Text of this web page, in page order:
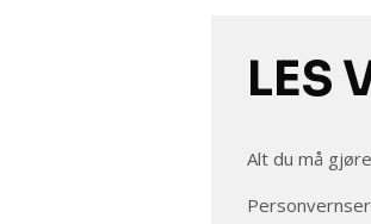
LES
Alt du må